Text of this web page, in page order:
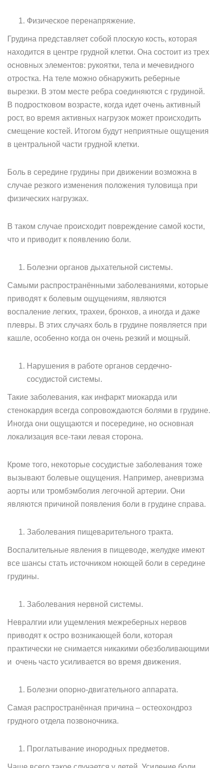
Физическое перенапряжение.
Грудина представляет собой плоскую кость, которая
находится в центре грудной клетки. Она состоит из трех
основных элементов: рукоятки, тела и мечевидного
отростка. На теле можно обнаружить реберные
вырезки. В этом месте ребра соединяются с грудиной.
В подростковом возрасте, когда идет очень активный
рост, во время активных нагрузок может происходить
смещение костей. Итогом будут неприятные ощущения
в центральной части грудной клетки.
Боль в середине грудины при движении возможна в
случае резкого изменения положения туловища при
физических нагрузках.
В таком случае происходит повреждение самой кости,
что и приводит к появлению боли.
Болезни органов дыхательной системы.
Самыми распространёнными заболеваниями, которые
приводят к болевым ощущениям, являются
воспаление легких, трахеи, бронхов, а иногда и даже
плевры. В этих случаях боль в грудине появляется при
кашле, особенно когда он очень резкий и мощный.
Нарушения в работе органов сердечно-
сосудистой системы.
Такие заболевания, как инфаркт миокарда или
стенокардия всегда сопровождаются болями в грудине.
Иногда они ощущаются и посередине, но основная
локализация все-таки левая сторона.
Кроме того, некоторые сосудистые заболевания тоже
вызывают болевые ощущения. Например, аневризма
аорты или тромбэмболия легочной артерии. Они
являются причиной появления боли в грудине справа.
Заболевания пищеварительного тракта.
Воспалительные явления в пищеводе, желудке имеют
все шансы стать источником ноющей боли в середине
грудины.
Заболевания нервной системы.
Невралгии или ущемления межреберных нервов
приводят к остро возникающей боли, которая
практически не снимается никакими обезболивающими
и очень часто усиливается во время движения.
Болезни опорно-двигательного аппарата.
Самая распространённая причина – остеохондроз
грудного отдела позвоночника.
Проглатывание инородных предметов.